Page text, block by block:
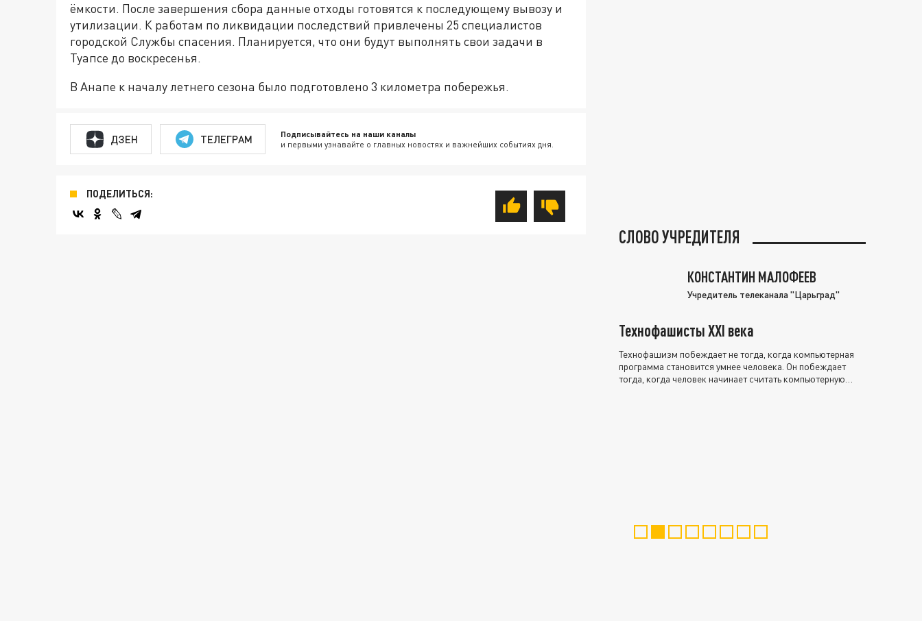
ёмкости. После завершения сбора данные отходы готовятся к последующему вывозу и
утилизации. К работам по ликвидации последствий привлечены 25 специалистов
городской Службы спасения. Планируется, что они будут выполнять свои задачи в
Туапсе до воскресенья.
В Анапе к началу летнего сезона было подготовлено 3 километра побережья.
ДЗЕН ТЕЛЕГРАМ Подписывайтесь на наши каналы
и первыми узнавайте о главных новостях и важнейших событиях дня.
ПОДЕЛИТЬСЯ:
СЛОВО УЧРЕДИТЕЛЯ
КОНСТАНТИН МАЛОФЕЕВ
Учредитель телеканала "Царьград"
Технофашисты XXI века
Технофашизм побеждает не тогда, когда компьютерная
программа становится умнее человека. Он побеждает
тогда, когда человек начинает считать компьютерную